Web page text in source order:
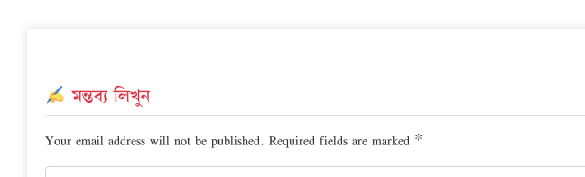
মন্তব্য লিখুন
Your email address will not be published. Required fields are marked *